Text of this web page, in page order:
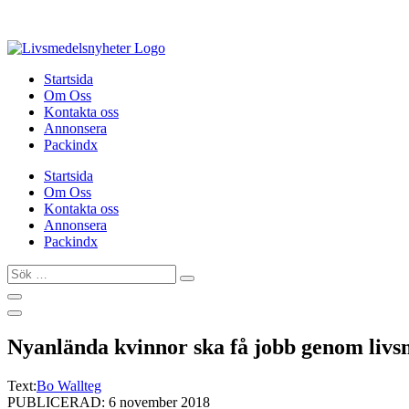
innehåll
Startsida
Om Oss
Kontakta oss
Annonsera
Packindx
Startsida
Om Oss
Kontakta oss
Annonsera
Packindx
Sök
…
Nyanlända kvinnor ska få jobb genom
Text:Bo Wallteg
PUBLICERAD: 6 november 2018